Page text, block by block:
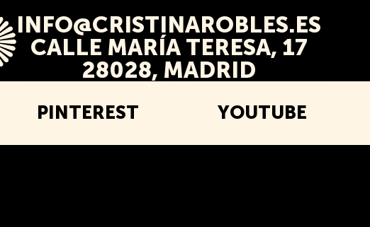
INFO@CRISTINAROBLES.ES
CALLE MARÍA TERESA, 17
28028, MADRID
PINTEREST YOUTUBE